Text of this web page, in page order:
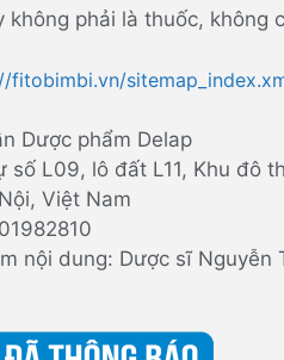
không phải là thuốc,
fitobimbi.vn/
Dược phẩm Delap
số L09, lô đất L11, Khu đô
Việt Nam
nội dung: Dược sĩ Nguyễn